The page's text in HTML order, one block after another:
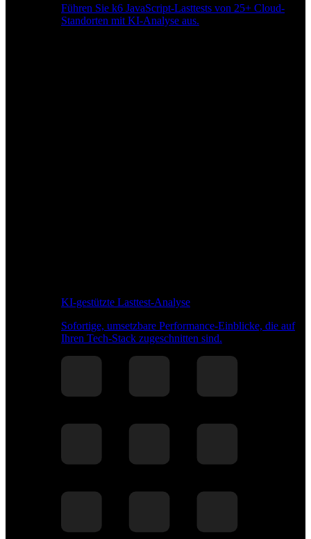
Führen Sie k6 JavaScript-Lasttests von 25+ Cloud-
Standorten mit KI-Analyse aus.
KI-gestützte Lasttest-Analyse
Sofortige, umsetzbare Performance-Einblicke, die auf
Ihren Tech-Stack zugeschnitten sind.